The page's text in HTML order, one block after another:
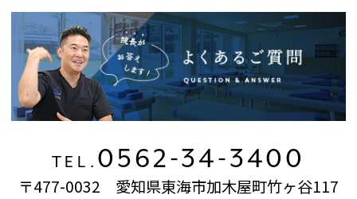
TEL. 0562-34-3400
〒477-0032 愛知県東海市加木屋町竹ヶ谷117